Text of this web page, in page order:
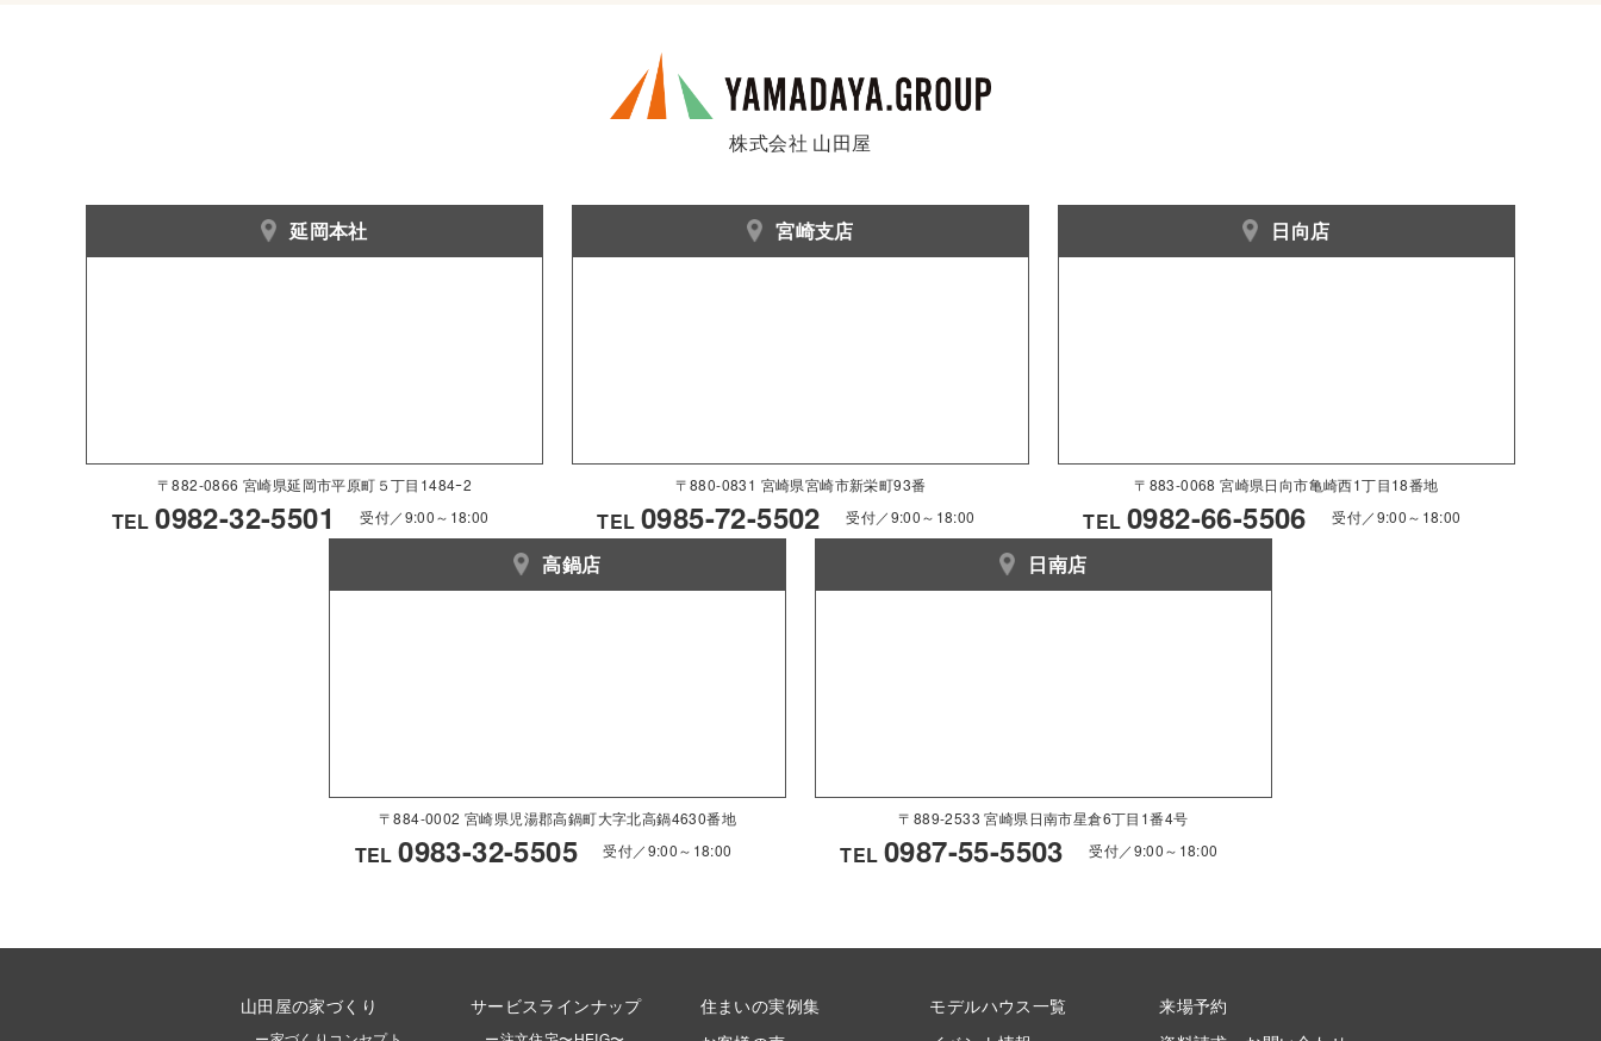
株式会社 山田屋
延岡本社
〒882-0866 宮崎県延岡市平原町５丁目1484ｰ2
TEL0982-32-5501 受付／9:00～18:00
宮崎支店
〒880-0831 宮崎県宮崎市新栄町93番
TEL0985-72-5502 受付／9:00～18:00
日向店
〒883-0068 宮崎県日向市亀崎西1丁目18番地
TEL0982-66-5506 受付／9:00～18:00
高鍋店
〒884-0002 宮崎県児湯郡高鍋町大字北高鍋4630番地
TEL0983-32-5505 受付／9:00～18:00
日南店
〒889-2533 宮崎県日南市星倉6丁目1番4号
TEL0987-55-5503 受付／9:00～18:00
山田屋の家づくり サービスラインナップ
住まいの実例集
モデルハウス一覧
来場予約